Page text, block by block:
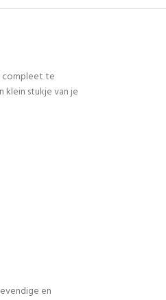
compleet te
stukje van je
en